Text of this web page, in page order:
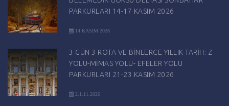
PARKURLARI 14-17 KASIM 2026
14 KASIM 2026
3 GÜN 3 ROTA VE BİNLERCE YILLIK TARİH: Z
YOLU-MİMAS YOLU- EFELER YOLU
PARKURLARI 21-23 KASIM 2026
2.1.11.2026